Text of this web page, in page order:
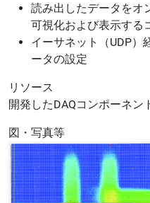
読み出したデータをオ
可視化および表示する
イーサネット（UDP）
ータの設定
リソース
開発したDAQコンポーネン
図・写真等